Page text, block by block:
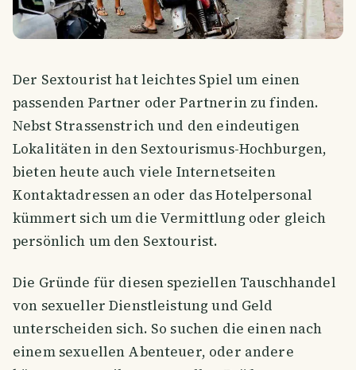
Der Sextourist hat leichtes Spiel um einen
passenden Partner oder Partnerin zu finden.
Nebst Strassenstrich und den eindeutigen
Lokalitäten in den Sextourismus-Hochburgen,
bieten heute auch viele Internetseiten
Kontaktadressen an oder das Hotelpersonal
kümmert sich um die Vermittlung oder gleich
persönlich um den Sextourist.
Die Gründe für diesen speziellen Tauschhandel
von sexueller Dienstleistung und Geld
unterscheiden sich. So suchen die einen nach
einem sexuellen Abenteuer, oder andere